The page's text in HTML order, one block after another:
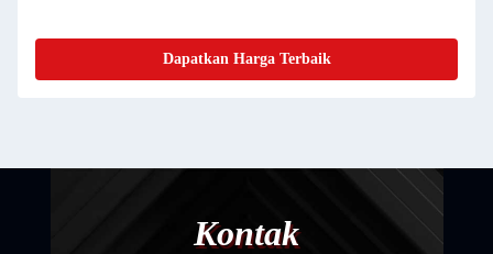
Dapatkan Harga Terbaik
Kontak